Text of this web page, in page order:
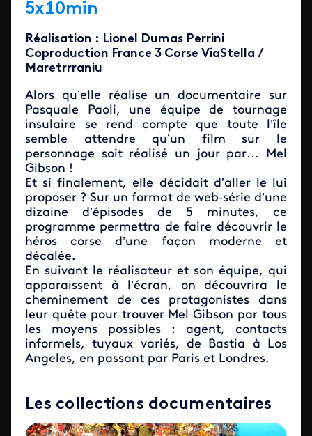
5x10min
Réalisation : Lionel Dumas Perrini
Coproduction France 3 Corse ViaStella /
Maretrrraniu
Alors qu’elle réalise un documentaire sur
Pasquale Paoli, une équipe de tournage
insulaire se rend compte que toute l’île
semble attendre qu’un film sur le
personnage soit réalisé un jour par… Mel
Gibson !
Et si finalement, elle décidait d’aller le lui
proposer ? Sur un format de web‐série d’une
dizaine d’épisodes de 5 minutes, ce
programme permettra de faire découvrir le
héros corse d’une façon moderne et
décalée.
En suivant le réalisateur et son équipe, qui
apparaissent à l’écran, on découvrira le
cheminement de ces protagonistes dans
leur quête pour trouver Mel Gibson par tous
les moyens possibles : agent, contacts
informels, tuyaux variés, de Bastia à Los
Angeles, en passant par Paris et Londres.
Les collections documentaires